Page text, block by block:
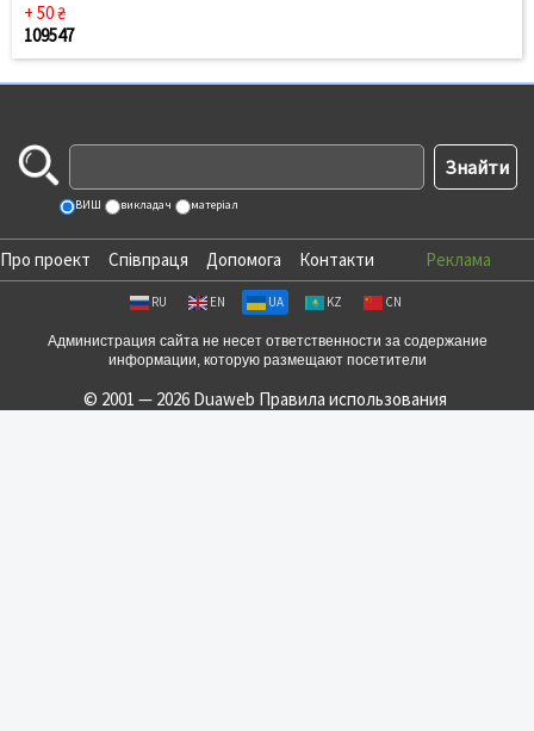
+ 50 ₴
109547
ВИШ викладач матеріал
Про проект Співпраця Допомога Контакти Реклама
RU EN UA KZ CN
Администрация сайта не несет ответственности за содержание
информации, которую размещают посетители
© 2001 — 2026 Duaweb Правила использования